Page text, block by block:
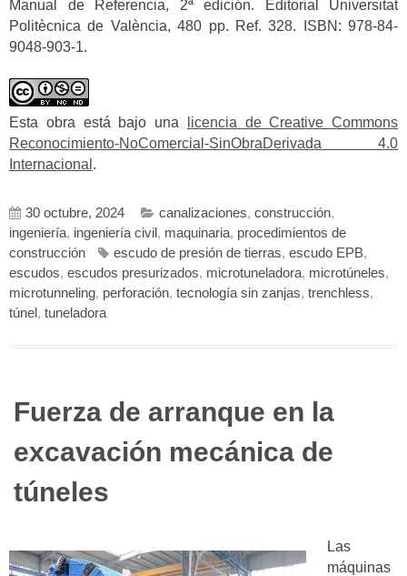
Manual de Referencia, 2ª edición. Editorial Universitat
Politècnica de València, 480 pp. Ref. 328. ISBN: 978-84-
9048-903-1.
Esta obra está bajo una
licencia de Creative Commons
Reconocimiento-NoComercial-SinObraDerivada 4.0
Internacional .
30 octubre, 2024 canalizaciones, construcción,
ingeniería, ingeniería civil , maquinaria, procedimientos de
construcción
escudo de presión de tierras, escudo EPB,
escudos, escudos presurizados, microtuneladora, microtúneles,
microtunneling, perforación, tecnología sin zanjas, trenchless,
túnel , tuneladora
Fuerza de arranque en la
excavación mecánica de
túneles
Las
máquinas